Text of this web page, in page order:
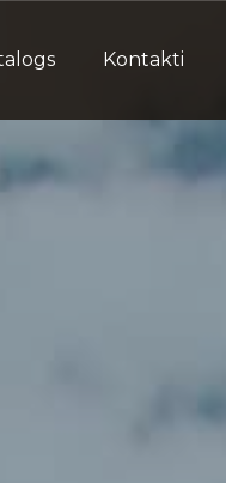
Kontakti